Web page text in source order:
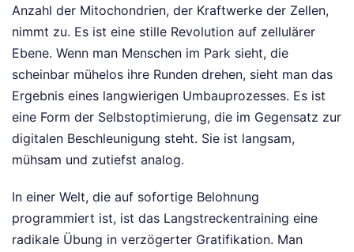
Anzahl der Mitochondrien, der Kraftwerke der Zellen,
nimmt zu. Es ist eine stille Revolution auf zellulärer
Ebene. Wenn man Menschen im Park sieht, die
scheinbar mühelos ihre Runden drehen, sieht man das
Ergebnis eines langwierigen Umbauprozesses. Es ist
eine Form der Selbstoptimierung, die im Gegensatz zur
digitalen Beschleunigung steht. Sie ist langsam,
mühsam und zutiefst analog.
In einer Welt, die auf sofortige Belohnung
programmiert ist, ist das Langstreckentraining eine
radikale Übung in verzögerter Gratifikation. Man